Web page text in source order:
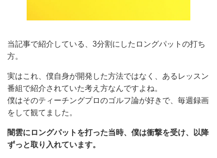
当記事で紹介している、3分割にしたロングパットの打ち
方。
実はこれ、僕自身が開発した方法ではなく、あるレッスン
番組で紹介されていた考え方なんですよね。
僕はそのティーチングプロのゴルフ論が好きで、毎週録画
をして観てました。
闇雲にロングパットを打った当時、僕は衝撃を受け、以降
ずっと取り入れています。